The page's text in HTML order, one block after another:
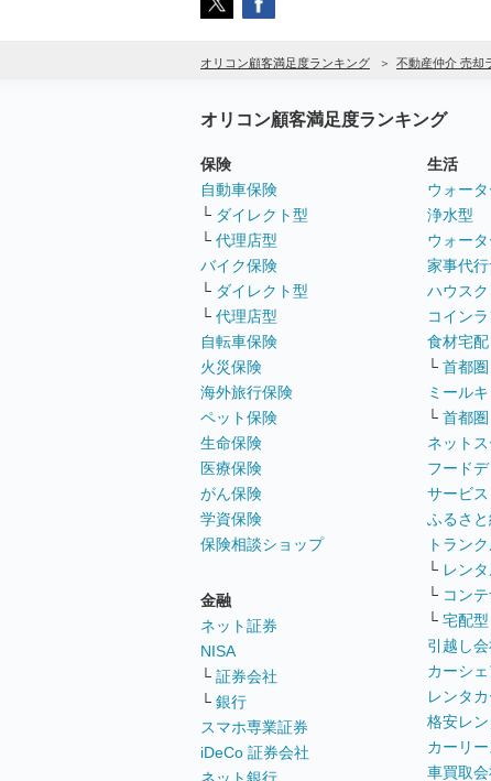
オリコン顧客満足度ランキング 不動産仲介 売却
オリコン顧客満足度ランキング
保険
自動車保険
└ ダイレクト型
└ 代理店型
バイク保険
└ ダイレクト型
└ 代理店型
自転車保険
火災保険
海外旅行保険
ペット保険
生命保険
医療保険
がん保険
学資保険
保険相談ショップ
金融
ネット証券
NISA
└ 証券会社
└ 銀行
スマホ専業証券
iDeCo 証券会社
生活
ウォー
浄水型
ウォー
家事代
ハウス
コイン
食材宅配
└ 首都圏
ミールキ
└ 首都圏
ネット
フード
サービス
ふるさ
トラン
└ レン
└ コン
└ 宅配型
引越し会
カーシ
レンタ
格安レ
カーリー
車買取会